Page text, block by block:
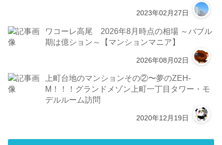
2023年02月27日
ワコーレ高尾 2026年8月時点の相場 ～バブル
期は億ション～【マンションマニア】
2026年08月02日
上町台地のマンションその②〜夢のZEH-
M！！！グランドメゾン上町一丁目タワー・モ
デルルーム訪問
2020年12月19日